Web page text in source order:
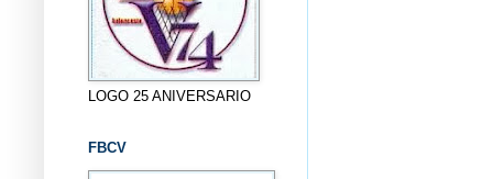
LOGO 25 ANIVERSARIO
FBCV